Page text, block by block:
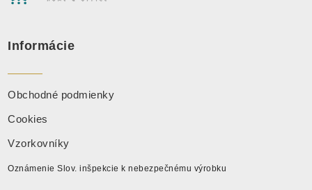
Informácie
Obchodné podmienky
Cookies
Vzorkovníky
Oznámenie Slov. inšpekcie k nebezpečnému výrobku